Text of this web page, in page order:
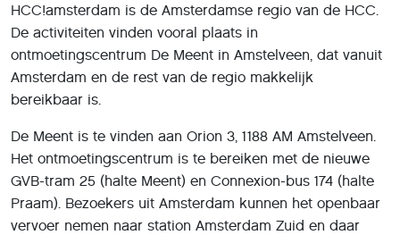
HCC!amsterdam is de Amsterdamse regio van de HCC.
De activiteiten vinden vooral plaats in
ontmoetingscentrum De Meent in Amstelveen, dat vanuit
Amsterdam en de rest van de regio makkelijk
bereikbaar is.
De Meent is te vinden aan Orion 3, 1188 AM Amstelveen.
Het ontmoetingscentrum is te bereiken met de nieuwe
GVB-tram 25 (halte Meent) en Connexion-bus 174 (halte
Praam). Bezoekers uit Amsterdam kunnen het openbaar
vervoer nemen naar station Amsterdam Zuid en daar